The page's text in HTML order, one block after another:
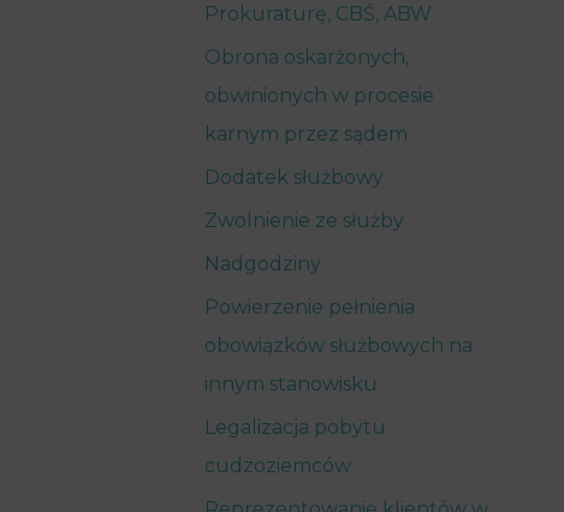
Prokuraturę, CBŚ, ABW
Obrona oskarżonych,
obwinionych w procesie
karnym przez sądem
Dodatek służbowy
Zwolnienie ze służby
Nadgodziny
Powierzenie pełnienia
obowiązków służbowych na
innym stanowisku
Legalizacja pobytu
cudzoziemców